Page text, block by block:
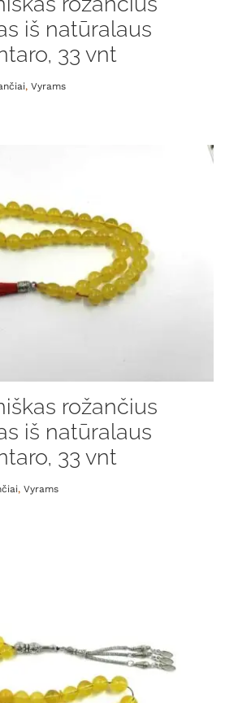
iš natūralaus
33 vnt
, Vyrams
rožančius
iš natūralaus
33 vnt
, Vyrams